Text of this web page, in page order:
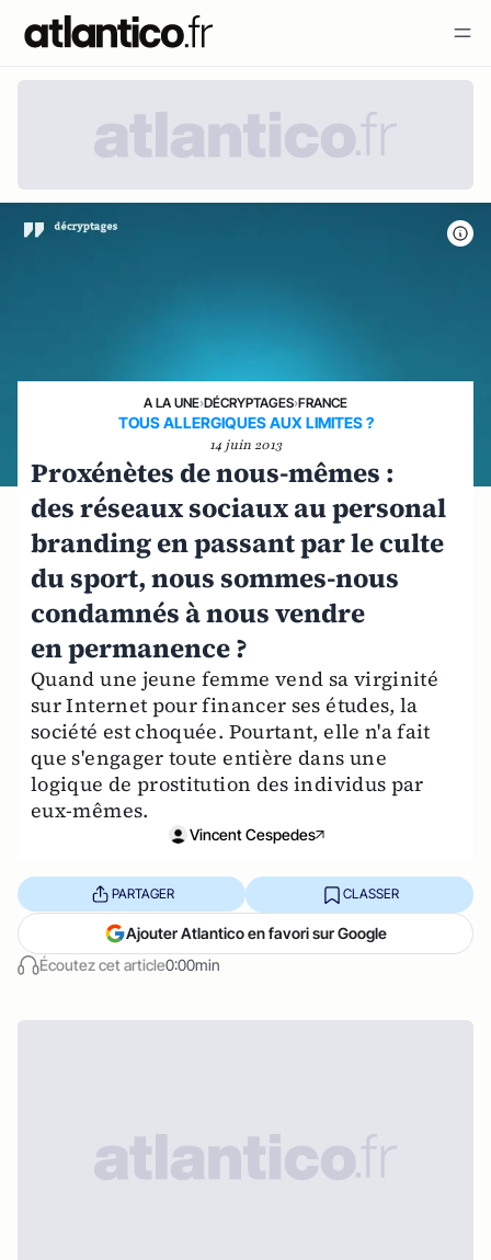
A LA UNE›DÉCRYPTAGES›FRANCE
TOUS ALLERGIQUES AUX LIMITES ?
14 juin 2013
Proxénètes de nous-mêmes :
des réseaux sociaux au personal
branding en passant par le culte
du sport, nous sommes-nous
condamnés à nous vendre
en permanence ?
Quand une jeune femme vend sa virginité
sur Internet pour financer ses études, la
société est choquée. Pourtant, elle n'a fait
que s'engager toute entière dans une
logique de prostitution des individus par
eux-mêmes.
Vincent Cespedes
Écoutez cet article0:00min
PARTAGER CLASSER
Ajouter Atlantico en favori sur Google